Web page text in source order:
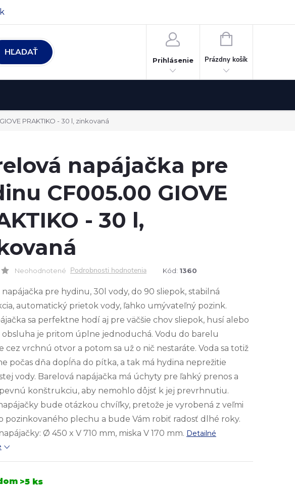
HĽADAŤ
Prihlásenie
NÁKUPNÝ
Prázdny košík
PRAKTIKO - 30 l, zinkovaná
napájačka pre
CF005.00 GIOVE
- 30 l,
Neohodnotené Podrobnosti hodnotenia Kód: 1360
napájačka pre hydinu, 30l vody, do 90 sliepok, stabilná
automatický prietok vody, ľahko umývateľný pozink.
sa perfektne hodí aj pre väčšie chov sliepok, husí alebo
obsluha je pritom úplne jednoduchá. Vodu do barelu
cez vrchnú otvor a potom sa už o nič nestaráte. Voda sa totiž
počas dňa dopĺňa do pítka, a tak má hydina neprežitie
vody. Barelová napájačka má úchyty pre ľahký prenos a
konštrukciu, aby nemohlo dôjsť k jej prevrhnutiu.
bude otázkou chvíľky, pretože je vyrobená z veľmi
pozinkovaného plechu a bude Vám robiť radosť dlhé roky.
Ø 450 x V 710 mm, miska V 170 mm. Detailné
>5 ks